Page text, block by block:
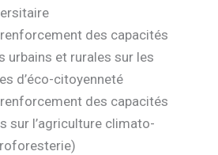
des capacités
urbains et rurales sur les
d’éco-citoyenneté
des capacités
sur l’agriculture climato-